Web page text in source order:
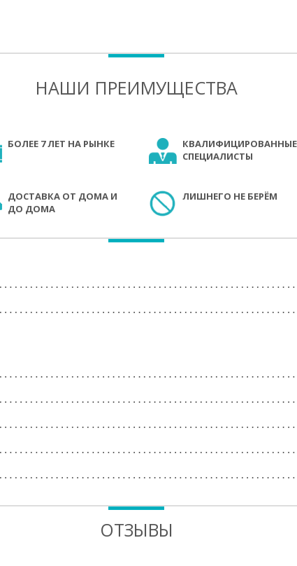
НАШИ ПРЕИМУЩЕСТВА
БОЛЕЕ 7 ЛЕТ НА РЫНКЕ
КВАЛИФИЦИРОВАННЫЕ
СПЕЦИАЛИСТЫ
ДОСТАВКА ОТ ДОМА И
ДО ДОМА
ЛИШНЕГО НЕ БЕРЁМ
ОТЗЫВЫ